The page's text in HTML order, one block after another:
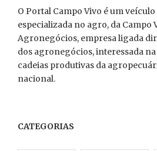
O Portal Campo Vivo é um
especializada no agro, da
Agronegócios, empresa ligada
dos agronegócios, interessada
cadeias produtivas da
nacional.
CATEGORIAS